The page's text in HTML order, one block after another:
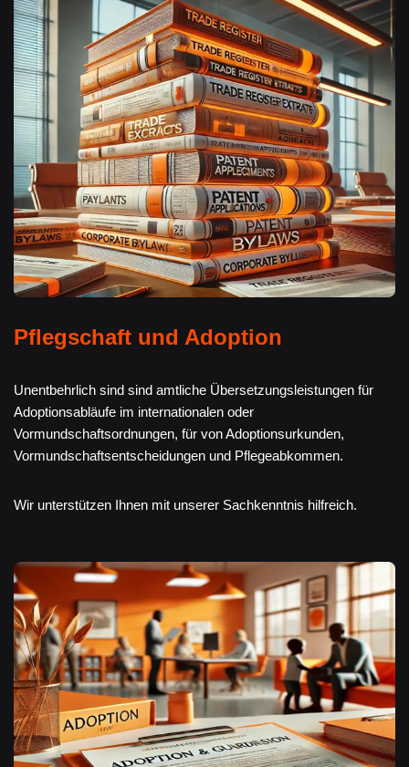
Pflegschaft und Adoption
Unentbehrlich sind sind amtliche Übersetzungsleistungen für
Adoptionsabläufe im internationalen oder
Vormundschaftsordnungen, für von Adoptionsurkunden,
Vormundschaftsentscheidungen und Pflegeabkommen.
Wir unterstützen Ihnen mit unserer Sachkenntnis hilfreich.